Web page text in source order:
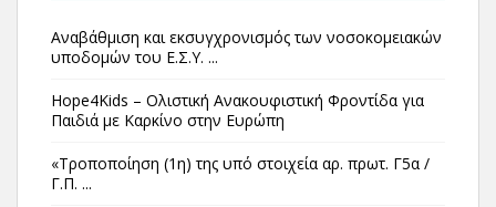
Αναβάθμιση και εκσυγχρονισμός των νοσοκομειακών
υποδομών του Ε.Σ.Υ. ...
Hope4Kids – Ολιστική Ανακουφιστική Φροντίδα για
Παιδιά με Καρκίνο στην Ευρώπη
«Τροποποίηση (1η) της υπό στοιχεία αρ. πρωτ. Γ5α /
Γ.Π. ...